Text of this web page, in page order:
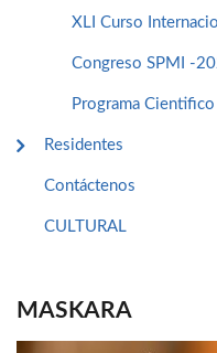
XLI Curso
Congreso SPMI -
Programa
Residentes
Contáctenos
CULTURAL
MASKARA